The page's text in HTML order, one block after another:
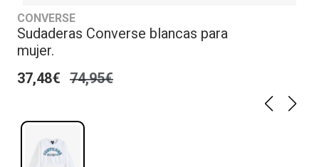
CONVERSE
Sudaderas Converse blancas para
mujer.
37,48€ 74,95€